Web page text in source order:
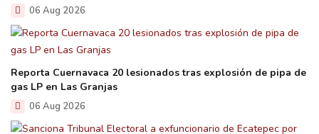
06 Aug 2026
Reporta Cuernavaca 20 lesionados tras explosión de pipa de
gas LP en Las Granjas
06 Aug 2026